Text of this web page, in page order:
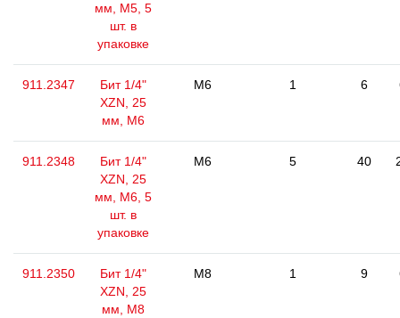
мм, М5, 5
шт. в
упаковке
911.2347
Бит 1/4"
XZN, 25
мм, М6
M6 1 6
911.2348
Бит 1/4"
XZN, 25
мм, М6, 5
шт. в
упаковке
M6 5 40
911.2350
Бит 1/4"
XZN, 25
мм, М8
M8 1 9